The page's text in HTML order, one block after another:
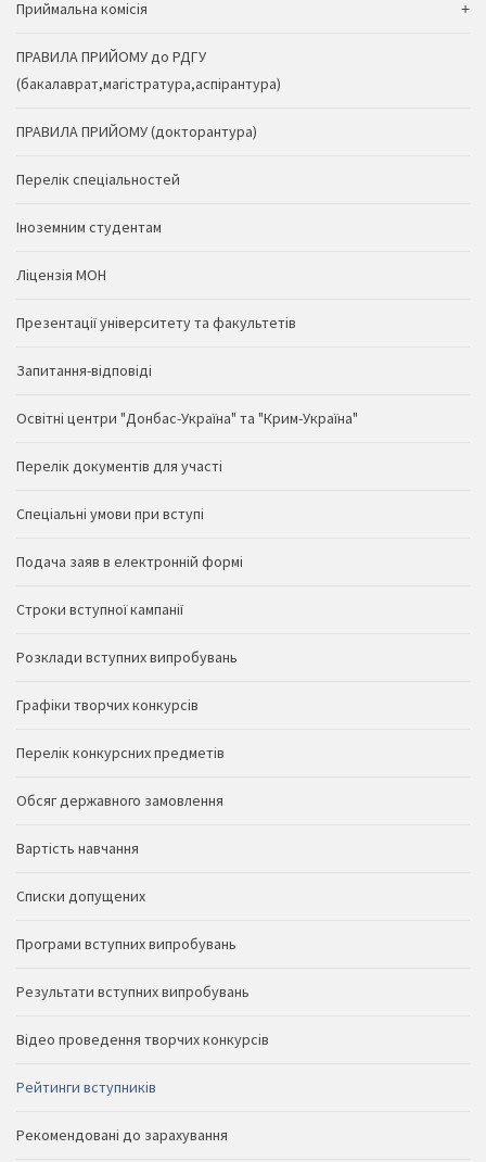
Приймальна комісія
ПРАВИЛА ПРИЙОМУ до РДГУ
(бакалаврат,магістратура,аспірантура)
ПРАВИЛА ПРИЙОМУ (докторантура)
Перелік спеціальностей
Іноземним студентам
Ліцензія МОН
Презентації університету та факультетів
Запитання-відповіді
Освітні центри "Донбас-Україна" та "Крим-Україна"
Перелік документів для участі
Спеціальні умови при вступі
Подача заяв в електронній формі
Строки вступної кампанії
Розклади вступних випробувань
Графіки творчих конкурсів
Перелік конкурсних предметів
Обсяг державного замовлення
Вартість навчання
Списки допущених
Програми вступних випробувань
Результати вступних випробувань
Відео проведення творчих конкурсів
Рейтинги вступників
Рекомендовані до зарахування